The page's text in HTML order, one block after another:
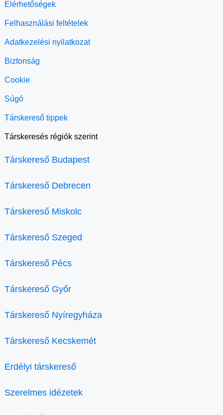
Elérhetőségek
Felhasználási feltételek
Adatkezelési nyilatkozat
Biztonság
Cookie
Súgó
Társkereső tippek
Társkeresés régiók szerint
Társkereső Budapest
Társkereső Debrecen
Társkereső Miskolc
Társkereső Szeged
Társkereső Pécs
Társkereső Győr
Társkereső Nyíregyháza
Társkereső Kecskemét
Erdélyi társkereső
Szerelmes idézetek